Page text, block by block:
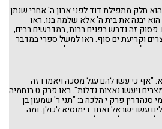
כמתבססת על תפיסת הרמב"ם בתחילת הלכות
עבודה זרה מהאמונה באל אחד,
מוחשיים, ועד לעבודה זרה ממש. מדרשי
מתנצלים ומודים שהייתה כאן עבודה זרה
בנושא של "שיתוף", היינו, עבודה זרה
חלק מתפילת דוד לפני ארון ה' אחרי שנתן
יבנה את בית ה' אלא שלמה בנו. ראו
זה נדרש בפנים רבות, במדרשים רבים,
וקריעת ים סוף. ראו למשל ספרי במדבר
"מפני עמך אשר פדית לך ממצרים גוי
אומר: אלמלא מקרא שכתוב אי אפשר
לפני המקום: פדית את עצמך". החיבור של
ר' עקיבא כאן אומר דרשני. אם כשיטת ר'
עבר איתם בים סוף, הרי הם גומלים רעה
על כבודו בים סוף ונתן לע"ז שהביאו איתם
"אף כי עשו להם עגל מסכה ויאמרו זה
ויעשו נאצות גדלות". ראו פרק ט בנחמיה
סנהדרין פרק י הלכה ב: "תני ר' שמעון בן
עשו ישראל ואחד דימוסיא לכולן. ומה
ישראל - הרי לשנים עשר שבטים. זה